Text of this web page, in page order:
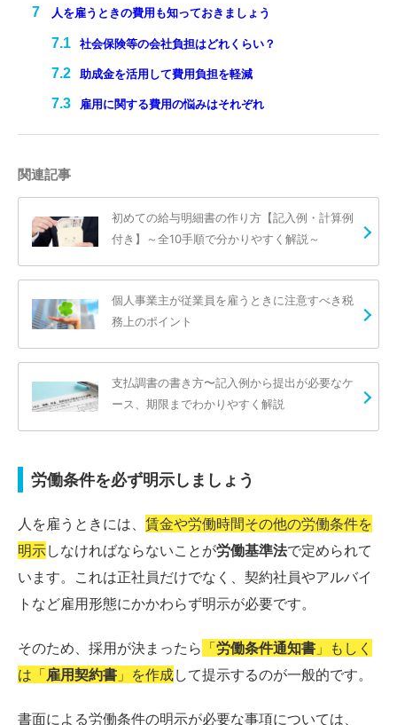
人を雇うときの費用も知っておきましょう
社会保険等の会社負担はどれくらい？
助成金を活用して費用負担を軽減
雇用に関する費用の悩みはそれぞれ
関連記事
初めての給与明細書の作り方【記入例・計算例
付き】～全10手順で分かりやすく解説～
個人事業主が従業員を雇うときに注意すべき税
務上のポイント
支払調書の書き方〜記入例から提出が必要なケ
ース、期限までわかりやすく解説
労働条件を必ず明示しましょう
人を雇うときには、 賃金や労働時間その他の労働条件を
明示しなければならないことが労働基準法で定められて
います。これは正社員だけでなく、契約社員やアルバイ
トなど雇用形態にかかわらず明示が必要です。
そのため、採用が決まったら 「労働条件通知書 」もしく
は「雇用契約書 」を作成して提示するのが一般的です。
書面による労働条件の明示が必要な事項については、